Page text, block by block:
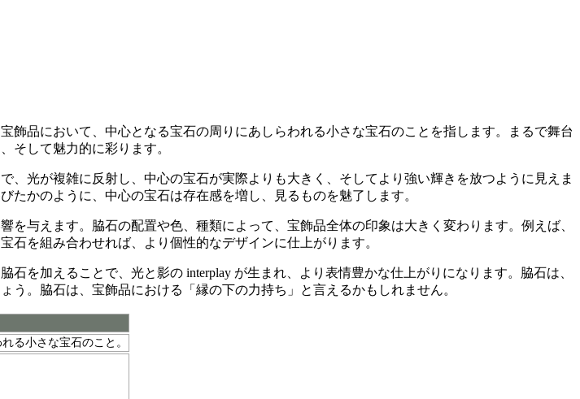
飾品において、 中心となる宝石の周りにあしらわれる小さな宝石のことを指します。まるで舞台
そして魅力的に彩ります。
、光が複雑に反射し、中心の宝石が実際よりも大きく、そしてより強い輝きを放つように見えま
かのように、中心の宝石は存在感を増し、見るものを魅了します。
を与えます。 脇石の配置や色、種類によって、宝飾品全体の印象は大きく変わります。例えば、
を組み合わせれば、より個性的なデザインに仕上がります。
石を加えることで、 光と影の interplay が生まれ、より表情豊かな仕上がり になります。脇石は、
。脇石は、宝飾品における「縁の下の力持ち」と言えるかもしれません。
る小さな宝石のこと。